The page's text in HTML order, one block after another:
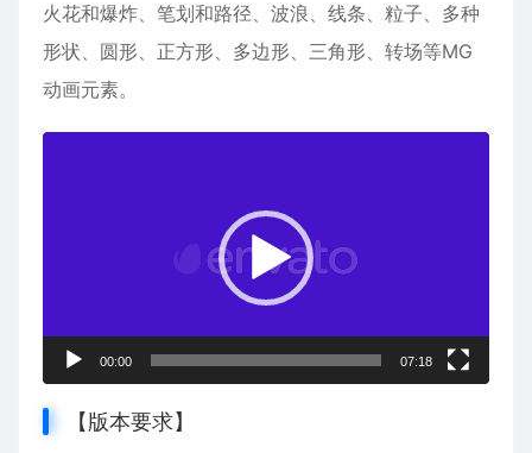
火花和爆炸、 笔划和路径、 波浪、 线条、 粒子、 多种
形状、 圆形、 正方形、 多边形、 三角形、 转场等MG
动画元素。
00:00 07:18
【版本要求】